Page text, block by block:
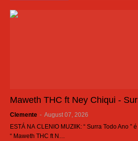
Maweth THC ft Ney Chiqui -
Clemente - August 07, 2026
ESTÁ NA CLENIO MUZIIK: “ Surra Todo Ano ”
“ Maweth THC ft N…